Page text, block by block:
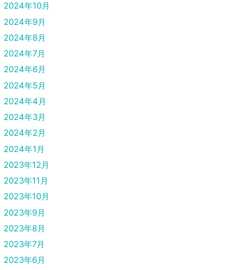
2024年10月
2024年9月
2024年8月
2024年7月
2024年6月
2024年5月
2024年4月
2024年3月
2024年2月
2024年1月
2023年12月
2023年11月
2023年10月
2023年9月
2023年8月
2023年7月
2023年6月